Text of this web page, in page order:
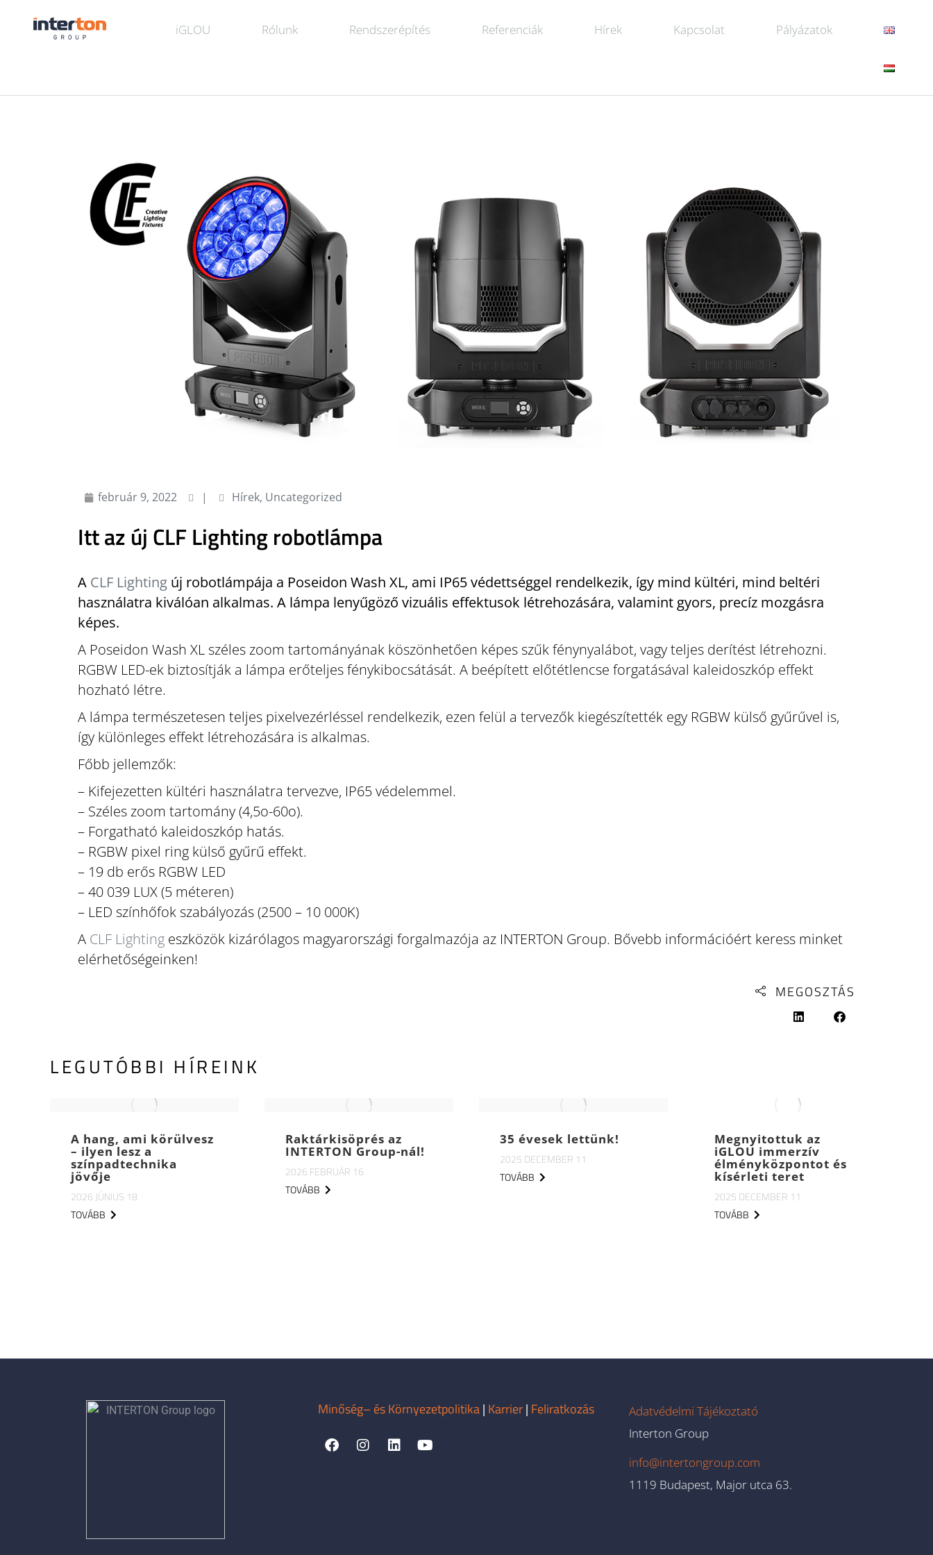
iGLOU Rólunk Rendszerépítés Referenciák Hírek Kapcsolat Pályázatok
február 9, 2022 | Hírek, Uncategorized
Itt az új CLF Lighting robotlámpa
A CLF Lighting új robotlámpája a Poseidon Wash XL, ami IP65 védettséggel rendelkezik, így mind kültéri, mind beltéri
használatra kiválóan alkalmas. A lámpa lenyűgöző vizuális effektusok létrehozására, valamint gyors, precíz mozgásra
képes.
A Poseidon Wash XL széles zoom tartományának köszönhetően képes szűk fénynyalábot, vagy teljes derítést létrehozni.
RGBW LED-ek biztosítják a lámpa erőteljes fénykibocsátását. A beépített előtétlencse forgatásával kaleidoszkóp effekt
hozható létre.
A lámpa természetesen teljes pixelvezérléssel rendelkezik, ezen felül a tervezők kiegészítették egy RGBW külső gyűrűvel is,
így különleges effekt létrehozására is alkalmas.
Főbb jellemzők:
– Kifejezetten kültéri használatra tervezve, IP65 védelemmel.
– Széles zoom tartomány (4,5o-60o).
– Forgatható kaleidoszkóp hatás.
– RGBW pixel ring külső gyűrű effekt.
– 19 db erős RGBW LED
– 40 039 LUX (5 méteren)
– LED színhőfok szabályozás (2500 – 10 000K)
A CLF Lighting eszközök kizárólagos magyarországi forgalmazója az INTERTON Group. Bővebb információért keress minket
elérhetőségeinken!
MEGOSZTÁS
LEGUTÓBBI HÍREINK
A hang, ami körülvesz
– ilyen lesz a
színpadtechnika
jövője
2026 JÚNIUS 18
TOVÁBB
Raktárkisöprés az
INTERTON Group-nál!
2026 FEBRUÁR 16
TOVÁBB
35 évesek lettünk!
2025 DECEMBER 11
TOVÁBB
Megnyitottuk az
iGLOU immerzív
élményközpontot és
kísérleti teret
2025 DECEMBER 11
TOVÁBB
Minőség– és Környezetpolitika| Karrier| Feliratkozás
Adatvédelmi Tájékoztató
Interton Group
info@intertongroup.com
1119 Budapest, Major utca 63.